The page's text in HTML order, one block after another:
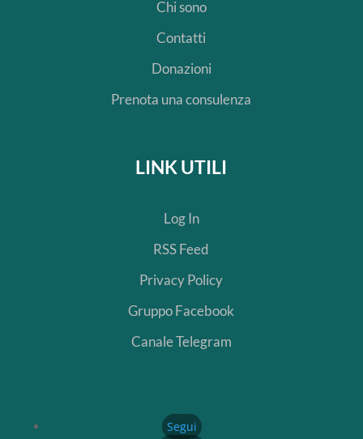
Chi sono
Contatti
Donazioni
Prenota una consulenza
LINK UTILI
Log In
RSS Feed
Privacy Policy
Gruppo Facebook
Canale Telegram
Segui